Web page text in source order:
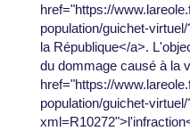
href="https://
population/guichet-
la République</a>.
du dommage causé à la
href="https://
population/guichet-virtuel/